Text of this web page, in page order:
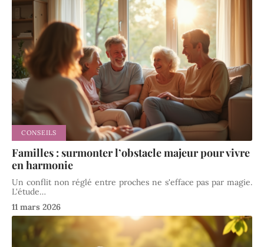
CONSEILS
Familles : surmonter l’obstacle majeur pour vivre
en harmonie
Un conflit non réglé entre proches ne s'efface pas par magie.
L'étude…
11 mars 2026